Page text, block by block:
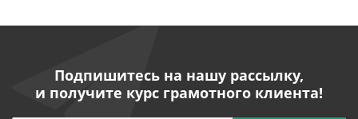
Подпишитесь на нашу рассылку,
и получите курс грамотного клиента!